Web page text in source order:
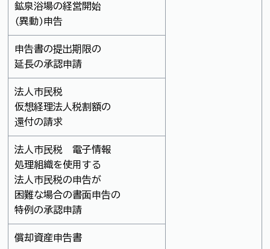
鉱泉浴場の経営開始
(異動)申告
申告書の提出期限の
延長の承認申請
法人市民税
仮想経理法人税割額の
還付の請求
法人市民税 電子情報
処理組織を使用する
法人市民税の申告が
困難な場合の書面申告の
特例の承認申請
償却資産申告書